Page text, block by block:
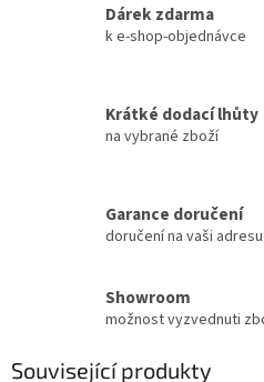
Dárek zdarma
k e-shop-objednávce
Krátké dodací lhůty
na vybrané zboží
Garance doručení
doručení na vaši adresu
Showroom
možnost vyzvednuti
Související produkty